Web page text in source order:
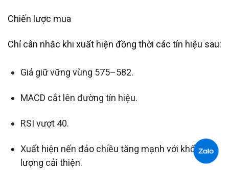
Chiến lược mua
Chỉ cân nhắc khi xuất hiện đồng thời các tín hiệu sau:
Giá giữ vững vùng 575–582.
MACD cắt lên đường tín hiệu.
RSI vượt 40.
Xuất hiện nến đảo chiều tăng mạnh với khối
lượng cải thiện.